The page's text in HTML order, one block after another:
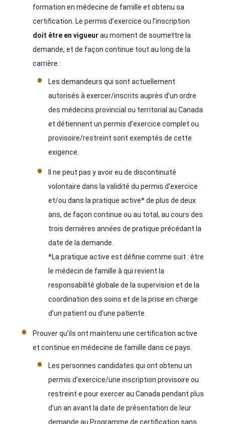
formation en médecine de famille et obtenu sa
certification. Le permis d’exercice ou l’inscription
doit être en vigueur au moment de soumettre la
demande, et de façon continue tout au long de la
carrière :
Les demandeurs qui sont actuellement
autorisés à exercer/inscrits auprès d’un ordre
des médecins provincial ou territorial au Canada
et détiennent un permis d’exercice complet ou
provisoire/restreint sont exemptés de cette
exigence.
Il ne peut pas y avoir eu de discontinuité
volontaire dans la validité du permis d’exercice
et/ou dans la pratique active* de plus de deux
ans, de façon continue ou au total, au cours des
trois dernières années de pratique précédant la
date de la demande.
*La pratique active est définie comme suit : être
le médecin de famille à qui revient la
responsabilité globale de la supervision et de la
coordination des soins et de la prise en charge
d’un patient ou d’une patiente.
Prouver qu’ils ont maintenu une certification active
et continue en médecine de famille dans ce pays.
Les personnes candidates qui ont obtenu un
permis d’exercice/une inscription provisoire ou
restreint·e pour exercer au Canada pendant plus
d’un an avant la date de présentation de leur
demande au Programme de certification sans